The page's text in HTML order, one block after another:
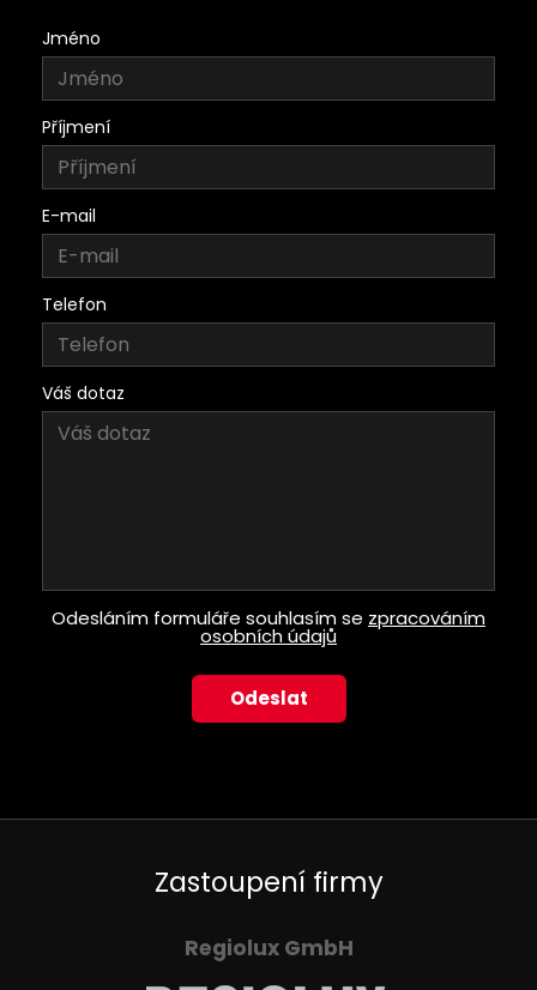
Jméno
Příjmení
E-mail
Telefon
Váš dotaz
Odesláním formuláře souhlasím se zpracováním
osobních údajů
Zastoupení firmy
Regiolux GmbH